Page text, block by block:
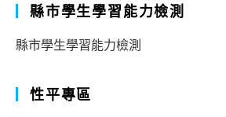
縣市學生學習能力檢測
縣市學生學習能力檢測
性平專區